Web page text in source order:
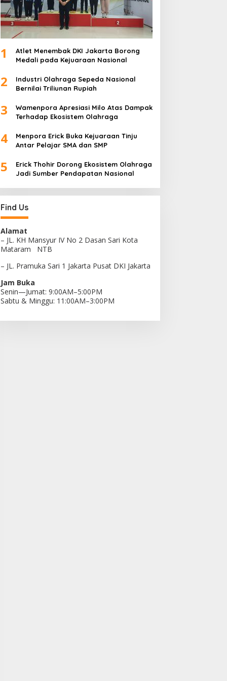
1
Atlet Menembak DKI Jakarta Borong
Medali pada Kejuaraan Nasional
2
Industri Olahraga Sepeda Nasional
Bernilai Triliunan Rupiah
3
Wamenpora Apresiasi Milo Atas Dampak
Terhadap Ekosistem Olahraga
4
Menpora Erick Buka Kejuaraan Tinju
Antar Pelajar SMA dan SMP
5
Erick Thohir Dorong Ekosistem Olahraga
Jadi Sumber Pendapatan Nasional
Find Us
Alamat
– JL. KH Mansyur IV No 2 Dasan Sari Kota
Mataram NTB
– JL. Pramuka Sari 1 Jakarta Pusat DKI Jakarta
Jam Buka
Senin—Jumat: 9:00AM–5:00PM
Sabtu & Minggu: 11:00AM–3:00PM